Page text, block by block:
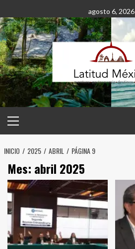
al
contenido
agosto 6, 2026
principal
INICIO 2025 ABRIL PÁGINA 9
Mes: abril 2025